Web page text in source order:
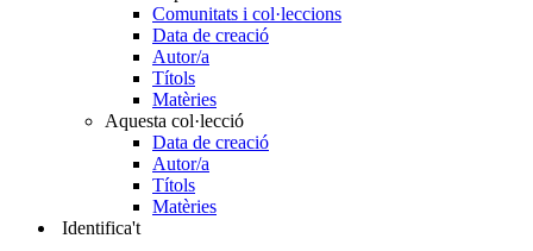
Comunitats i col·leccions
Data de creació
Autor/a
Títols
Matèries
Aquesta col·lecció
Data de creació
Autor/a
Títols
Matèries
Identifica't